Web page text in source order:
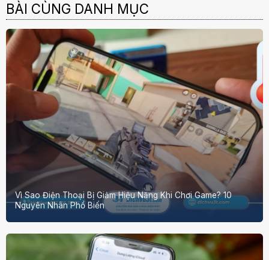
BÀI CÙNG DANH MỤC
Vì Sao Điện Thoại Bị Giảm Hiệu Năng Khi Chơi Game? 10
Nguyên Nhân Phổ Biến